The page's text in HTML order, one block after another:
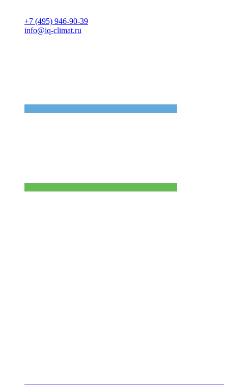
+7 (495) 946-90-39
info@iq-climat.ru